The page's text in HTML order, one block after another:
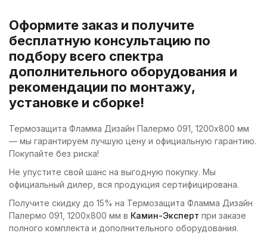
Оформите заказ и получите
бесплатную консультацию по
подбору всего спектра
дополнительного оборудования и
рекомендации по монтажу,
установке и сборке!
Термозащита Фламма Дизайн Палермо 091, 1200х800 мм
— мы гарантируем лучшую цену и официальную гарантию.
Покупайте без риска!
Не упустите свой шанс на выгодную покупку. Мы
официальный дилер, вся продукция сертифицирована.
Получите скидку до 15% на Термозащита Фламма Дизайн
Палермо 091, 1200х800 мм в Камин-Эксперт при заказе
полного комплекта и дополнительного оборудования.